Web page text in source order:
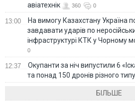
авіатехнік
360 0
13:00
На вимогу Казахстану Україна
завдавати ударів по
інфраструктурі КТК у Чорному
0
12:37
Окупанти за ніч випустили 6
та понад 150 дронів різного типу
БІЛЬШЕ